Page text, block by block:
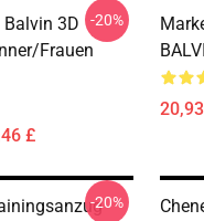
3D
Frauen
£
-20%
-20%